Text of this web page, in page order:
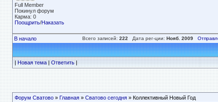
Full Member
Покинул форум
Карма: 0
Поощрить/Наказать
В начало Всего записей: 222 Дата рег-ции: Нояб. 2009
|Новая тема|Ответить|
Форум Сватово» Главная» Сватово сегодня» Коллективный Новый Год